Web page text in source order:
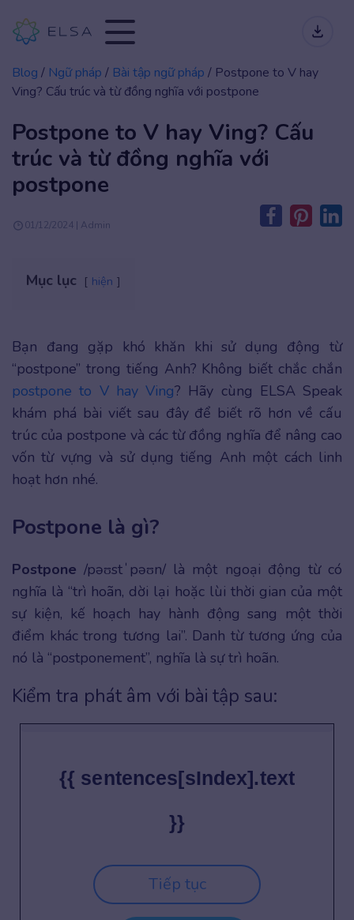
Blog / Ngữ pháp / Bài tập ngữ pháp / Postpone to V hay
Ving? Cấu trúc và từ đồng nghĩa với postpone
Postpone to V hay Ving? Cấu
trúc và từ đồng nghĩa với
postpone
01/12/2024 | Admin
Mục lục hiện
Bạn đang gặp khó khăn khi sử dụng động từ
“postpone” trong tiếng Anh? Không biết chắc chắn
postpone to V hay Ving? Hãy cùng ELSA Speak
khám phá bài viết sau đây để biết rõ hơn về cấu
trúc của postpone và các từ đồng nghĩa để nâng cao
vốn từ vựng và sử dụng tiếng Anh một cách linh
hoạt hơn nhé.
Postpone là gì?
Postpone /pəʊstˈpəʊn/ là một ngoại động từ có
nghĩa là “trì hoãn, dời lại hoặc lùi thời gian của một
sự kiện, kế hoạch hay hành động sang một thời
điểm khác trong tương lai”. Danh từ tương ứng của
nó là “postponement”, nghĩa là sự trì hoãn.
Kiểm tra phát âm với bài tập sau:
{{ sentences[sIndex].text
}}
Tiếp tục